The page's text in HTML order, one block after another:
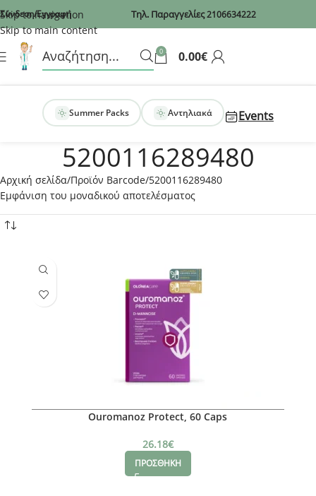
Recaptcha
Skip to navigation
Skip to main content
Σύνδεση/Εγγραφή Τηλ. Παραγγελίες2106634222
0 0.00€
Summer Packs Αντηλιακά Events
5200116289480
Αρχική σελίδα Προϊόν Barcode 5200116289480
Εμφάνιση του μοναδικού αποτελέσματος
Ouromanoz Protect, 60 Caps
26.18€
ΠΡΟΣΘΗΚΗ